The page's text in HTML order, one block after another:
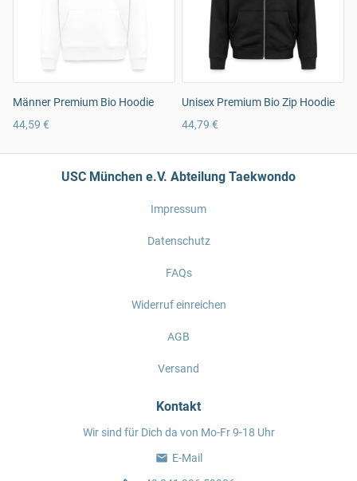
Männer Premium Bio Hoodie
44,59 €
Unisex Premium Bio Zip Hoodie
44,79 €
USC München e.V. Abteilung Taekwondo
Impressum
Datenschutz
FAQs
Widerruf einreichen
AGB
Versand
Kontakt
Wir sind für Dich da von Mo-Fr 9-18 Uhr
E-Mail